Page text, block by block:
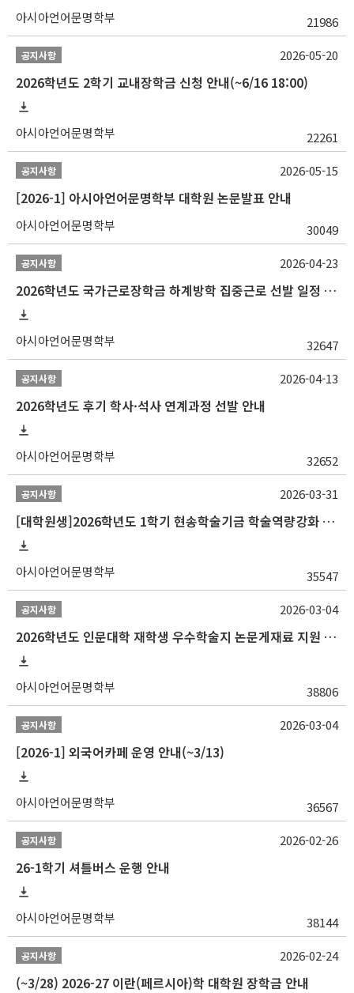
아시아언어문명학부 21986
공지사항
2026학년도 2학기 교내장학금 신청 안내(~6/16 18:00)
아시아언어문명학부 22261
2026-05-20
공지사항
[2026-1] 아시아언어문명학부 대학원 논문발표 안내
아시아언어문명학부 30049
2026-05-15
공지사항
2026학년도 국가근로장학금 하계방학 집중근로 선발 일정 안내
아시아언어문명학부 32647
2026-04-23
공지사항
2026학년도 후기 학사·석사 연계과정 선발 안내
아시아언어문명학부 32652
2026-04-13
공지사항
[대학원생]2026학년도 1학기 현송학술기금 학술역량강화 사업 안내
아시아언어문명학부 35547
2026-03-31
공지사항
2026학년도 인문대학 재학생 우수학술지 논문게재료 지원 안내
아시아언어문명학부 38806
2026-03-04
공지사항
[2026-1] 외국어카페 운영 안내(~3/13)
아시아언어문명학부 36567
2026-03-04
공지사항
26-1학기 셔틀버스 운행 안내
아시아언어문명학부 38144
2026-02-26
공지사항
(~3/28) 2026-27 이란(페르시아)학 대학원 장학금 안내
2026-02-24